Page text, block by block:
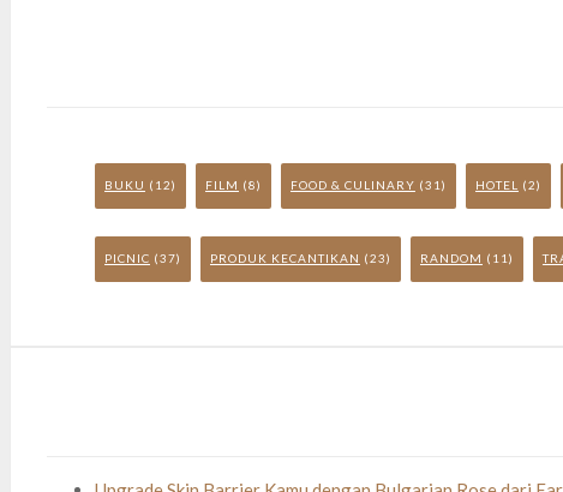
BUKU (12) FILM (8) FOOD & CULINARY (31) HOTEL (2)
PICNIC (37) PRODUK KECANTIKAN (23) RANDOM (11)